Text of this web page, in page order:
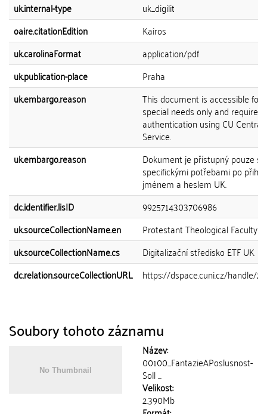
uk.internal-type
uk_digilit
oaire.citationEdition
Kairos
uk.carolinaFormat
application/pdf
uk.publication-place
Praha
uk.embargo.reason
This document is accessible
special needs only and requires
authentication using CU
Service.
uk.embargo.reason
Dokument je přístupný pouze
specifickými potřebami po
jménem a heslem UK.
dc.identifier.lisID
9925714303706986
uk.sourceCollectionName.en
Protestant Theological Faculty
uk.sourceCollectionName.cs
Digitalizační středisko ETF UK
dc.relation.sourceCollectionURL
https://dspace.cuni.cz/handle/
Soubory tohoto záznamu
Název:
00100_FantazieAPoslusnost-
Soll ...
Velikost:
2.390Mb